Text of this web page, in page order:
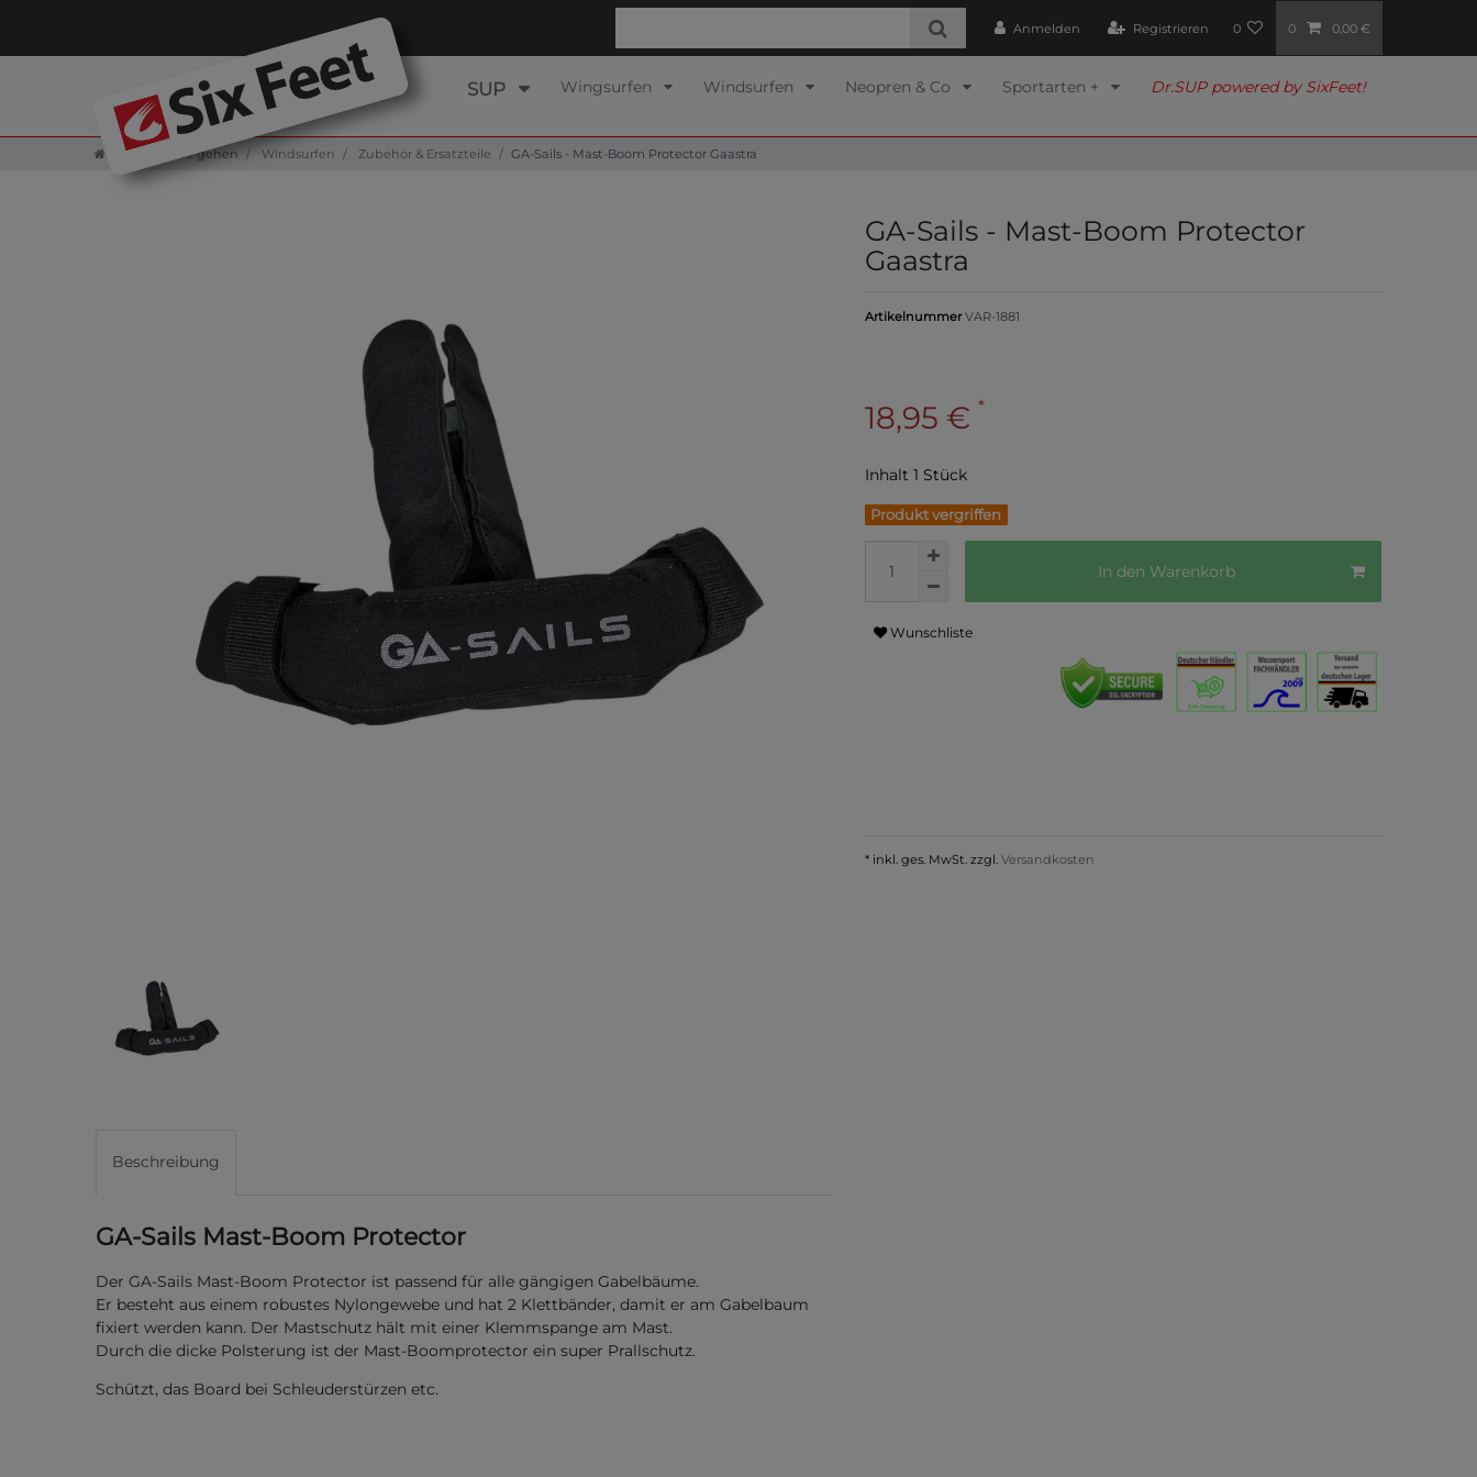
Anmelden Registrieren 0 0 0,00 €
SUP Wingsurfen Windsurfen Neopren & Co Sportarten + Dr.SUP powered by SixFeet!
Zur Startseite gehen Windsurfen Zubehör & Ersatzteile GA-Sails - Mast-Boom Protector Gaastra
GA-Sails - Mast-Boom Protector
Gaastra
ArtikelnummerVAR-1881
18,95 € *
Inhalt 1 Stück
Produkt vergriffen
In den Warenkorb
Wunschliste
* inkl. ges. MwSt. zzgl. Versandkosten
Beschreibung
GA-Sails Mast-Boom Protector
Der GA-Sails Mast-Boom Protector ist passend für alle gängigen Gabelbäume.
Er besteht aus einem robustes Nylongewebe und hat 2 Klettbänder, damit er am Gabelbaum
fixiert werden kann. Der Mastschutz hält mit einer Klemmspange am Mast.
Durch die dicke Polsterung ist der Mast-Boomprotector ein super Prallschutz.
Schützt, das Board bei Schleuderstürzen etc.